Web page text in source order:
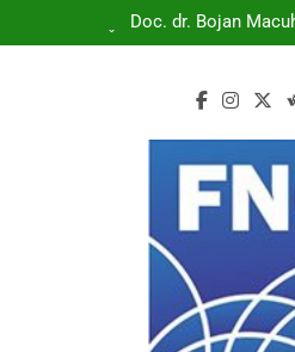
Doc. dr. Bojan
OBILJEŽAVANJE 30 GODINA
Prof.dr Vaso Bojanić, MOGU LI
Doc. dr. Bojan Macuh, Maribor,
Doc. dr. Bojan
RAZVOJA DEFENDOLOGIJE –